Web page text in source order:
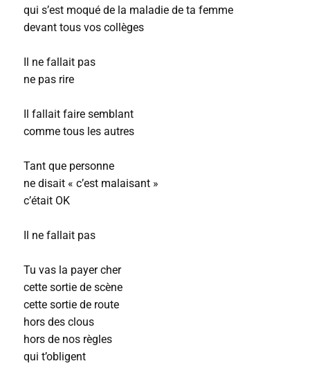
qui s’est moqué de la maladie de ta femme
devant tous vos collèges
Il ne fallait pas
ne pas rire
Il fallait faire semblant
comme tous les autres
Tant que personne
ne disait « c’est malaisant »
c’était OK
Il ne fallait pas
Tu vas la payer cher
cette sortie de scène
cette sortie de route
hors des clous
hors de nos règles
qui t’obligent